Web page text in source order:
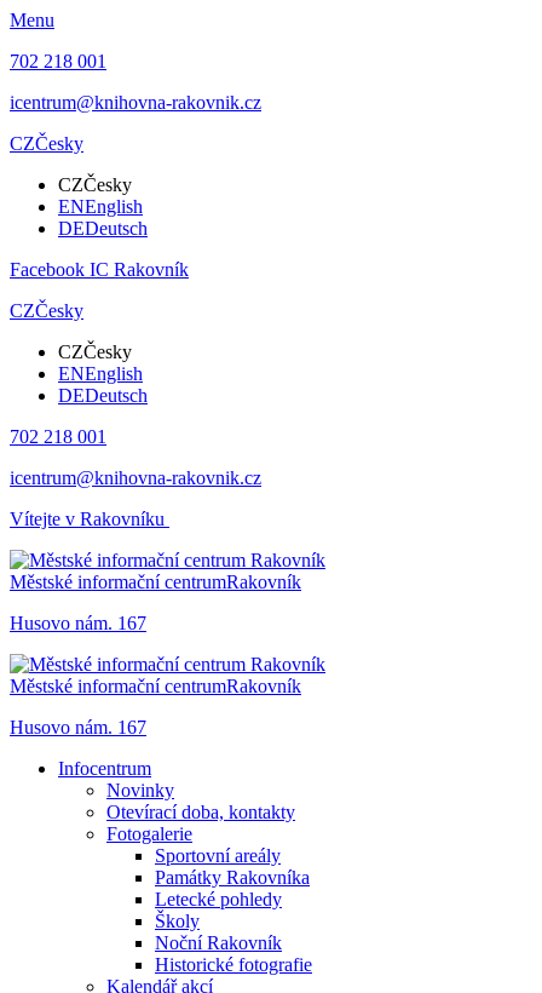
Menu
702 218 001
icentrum@knihovna-rakovnik.cz
CZČesky
CZČesky
ENEnglish
DEDeutsch
Facebook IC Rakovník
CZČesky
CZČesky
ENEnglish
DEDeutsch
702 218 001
icentrum@knihovna-rakovnik.cz
Vítejte v Rakovníku
Městské informační centrumRakovník
Husovo nám. 167
Městské informační centrumRakovník
Husovo nám. 167
Infocentrum
Novinky
Otevírací doba, kontakty
Fotogalerie
Sportovní areály
Památky Rakovníka
Letecké pohledy
Školy
Noční Rakovník
Historické fotografie
Kalendář akcí